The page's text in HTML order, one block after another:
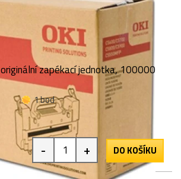
zapékací jednotka, 100000
1 bod
- + DO KOŠÍKU